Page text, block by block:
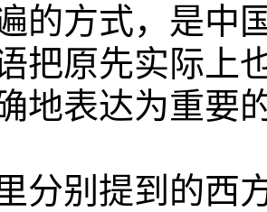
的方式，是中
把原先实际上
地表达为重要
别提到的西方